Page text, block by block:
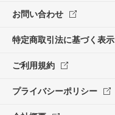
お問い合わせ
特定商取引法に基づく表示
ご利用規約
プライバシーポリシー